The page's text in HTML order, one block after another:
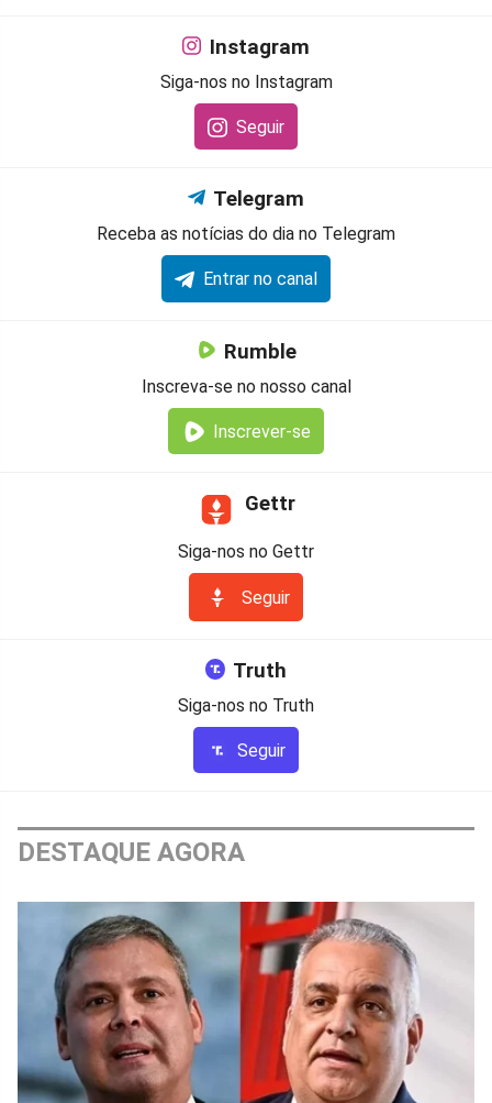
Instagram
Siga-nos no Instagram
Seguir
Telegram
Receba as notícias do dia no Telegram
Entrar no canal
Rumble
Inscreva-se no nosso canal
Inscrever-se
Gettr
Siga-nos no Gettr
Seguir
Truth
Siga-nos no Truth
Seguir
DESTAQUE AGORA